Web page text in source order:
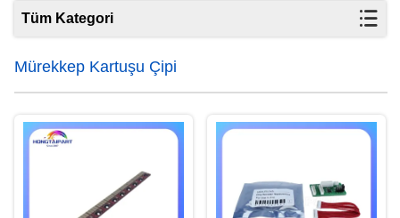
Tüm Kategori
Mürekkep Kartuşu Çipi